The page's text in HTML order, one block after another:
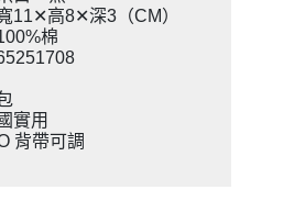
11✕高8✕深3（CM）
棉
實用
背帶可調